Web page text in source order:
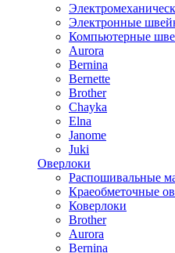
Электронные
Компьютерные
Aurora
Bernina
Bernette
Brother
Chayka
Elna
Janome
Juki
Оверлоки
Распошивальные
Краеобметочные
Коверлоки
Brother
Aurora
Bernina